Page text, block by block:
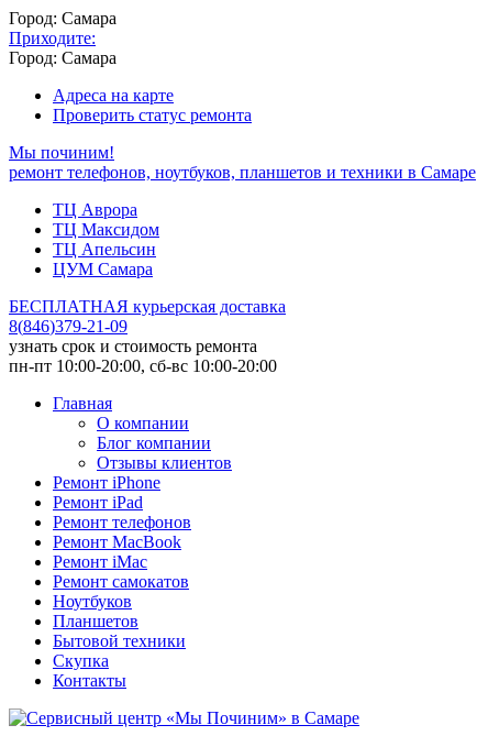
Город: Самара
Приходите:
Город: Самара
Адреса на карте
Проверить статус ремонта
Мы починим!
ремонт телефонов, ноутбуков, планшетов и техники в Самаре
ТЦ Аврора
ТЦ Максидом
ТЦ Апельсин
ЦУМ Самара
БЕСПЛАТНАЯ курьерская доставка
8(846)379-21-09
узнать срок и стоимость ремонта
пн-пт 10:00-20:00, сб-вс 10:00-20:00
Главная
О компании
Блог компании
Отзывы клиентов
Ремонт iPhone
Ремонт iPad
Ремонт телефонов
Ремонт MacBook
Ремонт iMac
Ремонт самокатов
Ноутбуков
Планшетов
Бытовой техники
Скупка
Контакты